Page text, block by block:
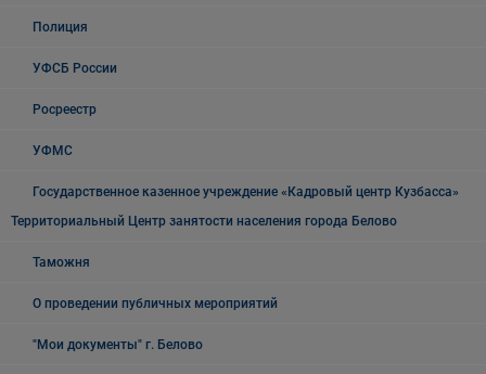
Полиция
УФСБ России
Росреестр
УФМС
Государственное казенное учреждение «Кадровый центр Кузбасса»
Территориальный Центр занятости населения города Белово
Таможня
О проведении публичных мероприятий
"Мои документы" г. Белово